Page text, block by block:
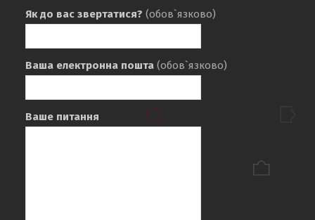
Як до вас звертатися? (обов`язково)
Ваша електронна пошта (обов`язково)
Ваше питання